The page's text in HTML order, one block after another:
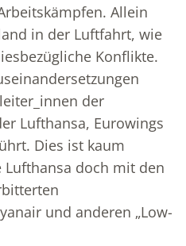
Allein
in der Luftfahrt, wie
Konflikte.
der
Lufthansa, Eurowings
Dies ist kaum
doch mit den
und anderen „Low-